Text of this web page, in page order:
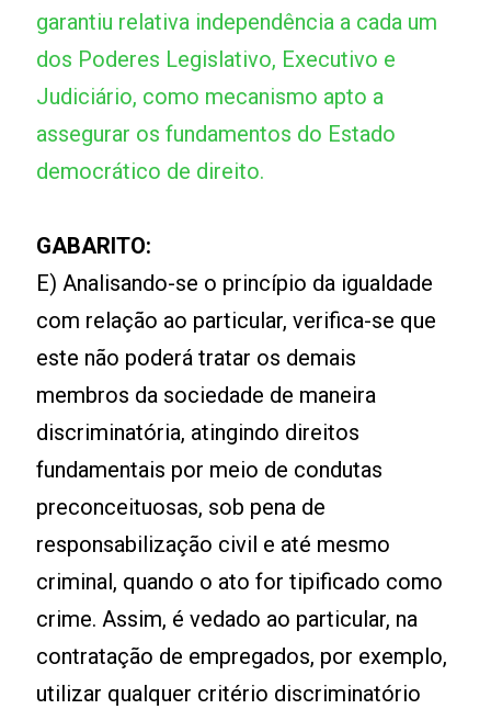
garantiu relativa independência a cada um
dos Poderes Legislativo, Executivo e
Judiciário, como mecanismo apto a
assegurar os fundamentos do Estado
democrático de direito.
GABARITO:
E) Analisando-se o princípio da igualdade
com relação ao particular, verifica-se que
este não poderá tratar os demais
membros da sociedade de maneira
discriminatória, atingindo direitos
fundamentais por meio de condutas
preconceituosas, sob pena de
responsabilização civil e até mesmo
criminal, quando o ato for tipificado como
crime. Assim, é vedado ao particular, na
contratação de empregados, por exemplo,
utilizar qualquer critério discriminatório